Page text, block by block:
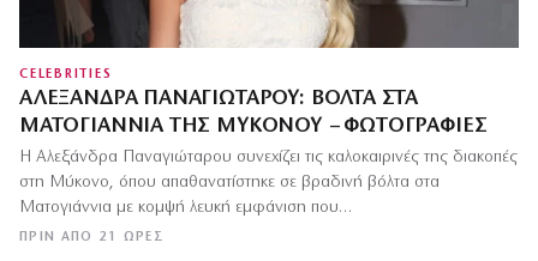
CELEBRITIES
ΑΛΕΞΆΝΔΡΑ ΠΑΝΑΓΙΏΤΑΡΟΥ: ΒΌΛΤΑ ΣΤΑ
ΜΑΤΟΓΙΆΝΝΙΑ ΤΗΣ ΜΥΚΌΝΟΥ – ΦΩΤΟΓΡΑΦΊΕΣ
ΠΡΙΝ ΑΠΌ 21 ΏΡΕΣ
Η Αλεξάνδρα Παναγιώταρου συνεχίζει τις καλοκαιρινές της διακοπές
στη Μύκονο, όπου απαθανατίστηκε σε βραδινή βόλτα στα
Ματογιάννια με κομψή λευκή εμφάνιση που…